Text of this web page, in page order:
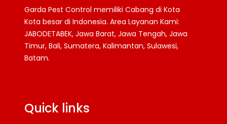
Garda Pest Control memiliki Cabang di Kota
Kota besar di Indonesia. Area Layanan Kami:
JABODETABEK, Jawa Barat, Jawa Tengah, Jawa
Timur, Bali, Sumatera, Kalimantan, Sulawesi,
Batam.
Quick links